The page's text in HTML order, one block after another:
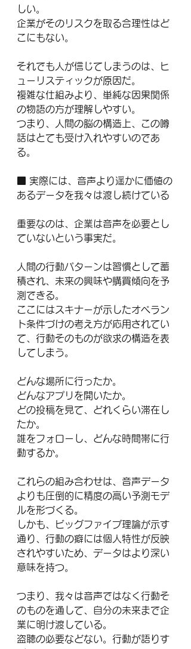
しい。
企業がそのリスクを取る合理性はど
こにもない。
それでも人が信じてしまうのは、ヒ
ューリスティックが原因だ。
複雑な仕組みより、単純な因果関係
の物語の方が理解しやすい。
つまり、人間の脳の構造上、この噂
話はとても受け入れやすいのであ
る。
■ 実際には、音声より遥かに価値の
あるデータを我々は渡し続けている
重要なのは、企業は音声を必要とし
ていないという事実だ。
人間の行動パターンは習慣として蓄
積され、未来の興味や購買傾向を予
測できる。
ここにはスキナーが示したオペラン
ト条件づけの考え方が応用されてい
て、行動そのものが欲求の構造を表
してしまう。
どんな場所に行ったか。
どんなアプリを開いたか。
どの投稿を見て、どれくらい滞在し
たか。
誰をフォローし、どんな時間帯に行
動するか。
これらの組み合わせは、音声データ
よりも圧倒的に精度の高い予測モデ
ルを形づくる。
しかも、ビッグファイブ理論が示す
通り、行動の癖には個人特性が反映
されやすいため、データはより深い
意味を持つ。
つまり、我々は音声ではなく行動そ
のものを通して、自分の未来まで企
業に明け渡している。
盗聴の必要などない。行動が語りす